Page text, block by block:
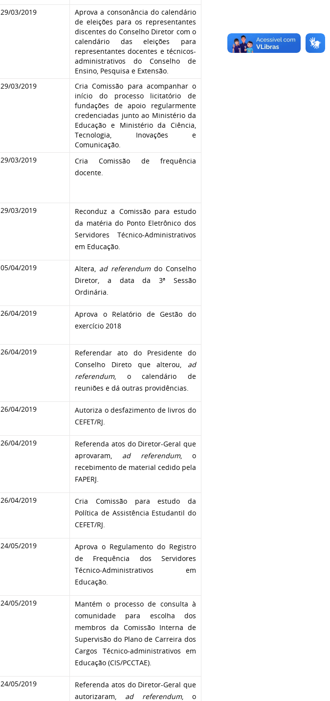
29/03/2019
Aprova a consonância do calendário
de eleições para os representantes
discentes do Conselho Diretor com o
calendário das eleições para
representantes docentes e técnicos-
administrativos do Conselho de
Ensino, Pesquisa e Extensão.
29/03/2019
Cria Comissão para acompanhar o
início do processo licitatório de
fundações de apoio regularmente
credenciadas junto ao Ministério da
Educação e Ministério da Ciência,
Tecnologia, Inovações e
Comunicação.
29/03/2019
Cria Comissão de frequência
docente.
29/03/2019
Reconduz a Comissão para estudo
da matéria do Ponto Eletrônico dos
Servidores Técnico-Administrativos
em Educação.
05/04/2019 Altera, ad referendumdo Conselho
Diretor, a data da 3ª Sessão
Ordinária.
26/04/2019
Aprova o Relatório de Gestão do
exercício 2018
26/04/2019
Referendar ato do Presidente do
Conselho Direto que alterou, ad
referendum, o calendário de
reuniões e dá outras providências.
26/04/2019
Autoriza o desfazimento de livros do
CEFET/RJ.
26/04/2019
Referenda atos do Diretor-Geral que
aprovaram, ad referendum, o
recebimento de material cedido pela
FAPERJ.
26/04/2019
Cria Comissão para estudo da
Política de Assistência Estudantil do
CEFET/RJ.
24/05/2019
Aprova o Regulamento do Registro
de Frequência dos Servidores
Técnico-Administrativos em
Educação.
24/05/2019
Mantém o processo de consulta à
comunidade para escolha dos
membros da Comissão Interna de
Supervisão do Plano de Carreira dos
Cargos Técnico-administrativos em
Educação (CIS/PCCTAE).
24/05/2019
Referenda atos do Diretor-Geral que
autorizaram, ad referendum, o